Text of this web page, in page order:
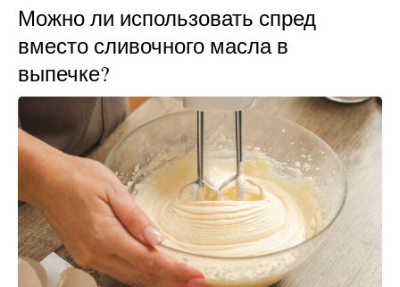
Можно ли использовать спред
вместо сливочного масла в
выпечке?